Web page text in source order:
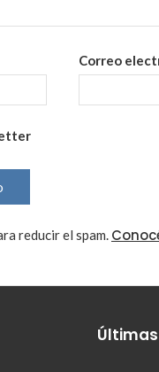
Correo
reducir el spam.